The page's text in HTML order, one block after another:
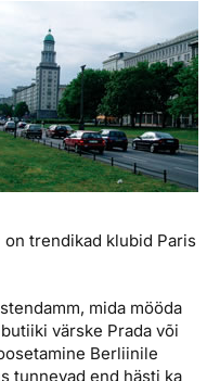
trendikad klubid Paris
mida mööda
värske Prada või
Berliinile
tunnevad end hästi ka